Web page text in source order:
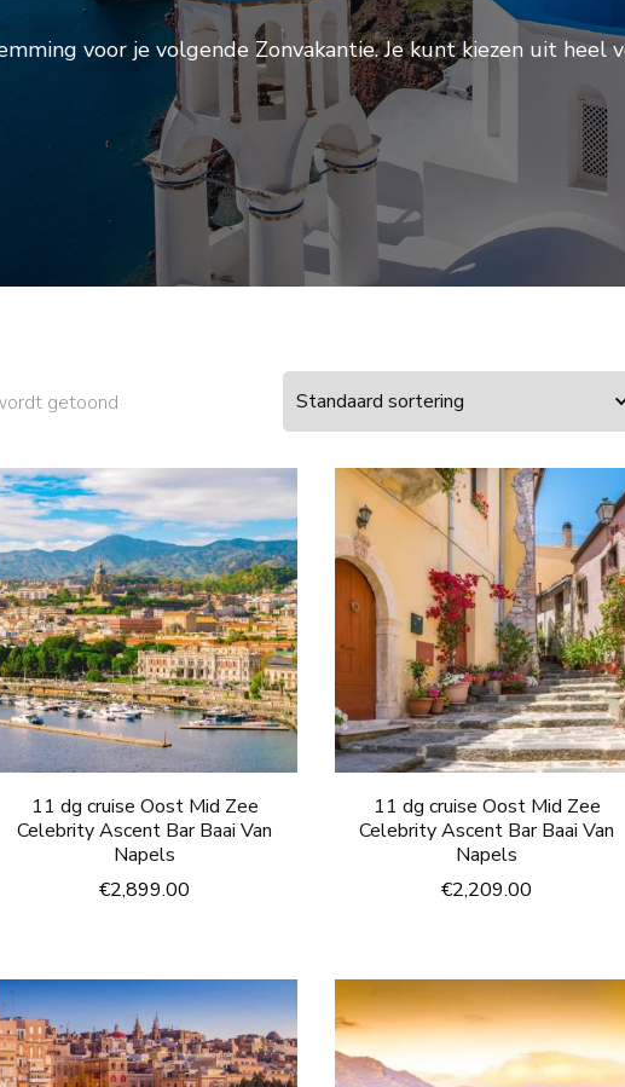
voor je volgende Zonvakantie. Je kunt kiezen uit heel
getoond
11 dg cruise Oost Mid Zee
Celebrity Ascent Bar Baai Van
Napels
€2,899.00
11 dg cruise Oost Mid Zee
Celebrity Ascent Bar Baai Van
Napels
€2,209.00